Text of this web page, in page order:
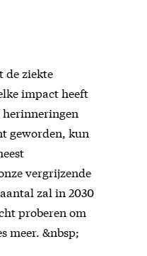
de ziekte
impact heeft
geworden, kun
vergrijzende
zal in 2030
proberen om
meer. &nbsp;